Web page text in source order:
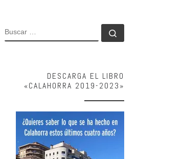
BUSCAR
DESCARGA EL LIBRO
«CALAHORRA 2019-2023»